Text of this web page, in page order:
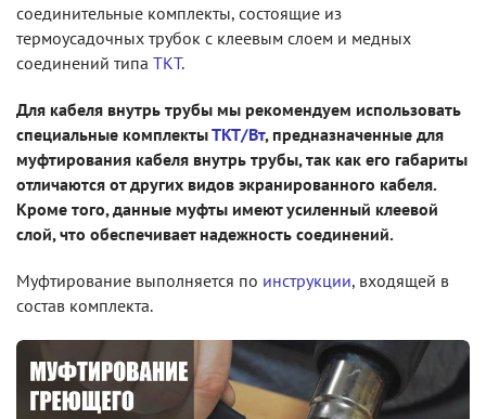
соединительные комплекты, состоящие из
термоусадочных трубок с клеевым слоем и медных
соединений типа ТКТ.
Для кабеля внутрь трубы мы рекомендуем использовать
специальные комплектыТКТ/Вт, предназначенные для
муфтирования кабеля внутрь трубы, так как его габариты
отличаются от других видов экранированного кабеля.
Кроме того, данные муфты имеют усиленный клеевой
слой, что обеспечивает надежность соединений.
Муфтирование выполняется по инструкции, входящей в
состав комплекта.